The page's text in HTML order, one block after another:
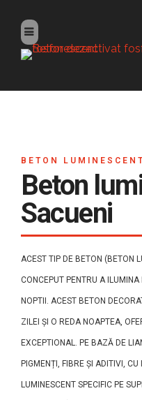
BETON
Beton
Sacueni
ACEST TIP DE BETON (BETON
CONCEPUT PENTRU A
NOPTII. ACEST BETON
ZILEI ȘI O REDA NOAPTEA,
EXCEPTIONAL. PE BAZĂ DE
PIGMENȚI, FIBRE ȘI ADITIVI,
LUMINESCENT SPECIFIC PE